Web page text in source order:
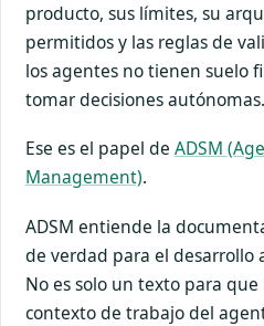
producto, sus límites, su
permitidos y las reglas de
los agentes no tienen suelo
tomar decisiones autónomas.
Ese es el papel de ADSM
Management).
ADSM entiende la
de verdad para el desarrollo
No es solo un texto para que
contexto de trabajo del